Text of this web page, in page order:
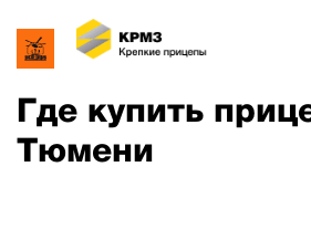
Где купить
Тюмени